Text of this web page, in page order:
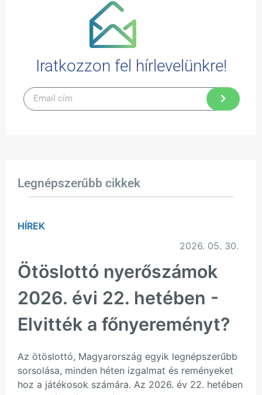
Iratkozzon fel hírlevelünkre!
Legnépszerűbb cikkek
HÍREK
2026. 05. 30.
Ötöslottó nyerőszámok
2026. évi 22. hetében -
Elvitték a főnyereményt?
Az ötöslottó, Magyarország egyik legnépszerűbb
sorsolása, minden héten izgalmat és reményeket
hoz a játékosok számára. Az 2026. év 22. hetében